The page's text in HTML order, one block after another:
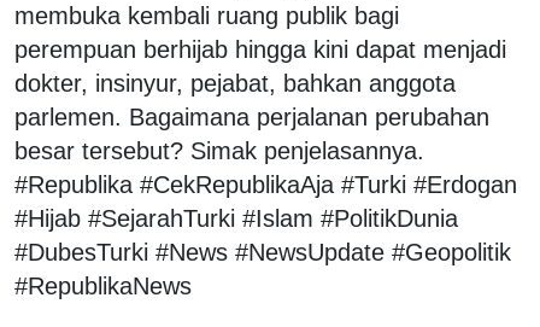
membuka kembali ruang publik bagi
perempuan berhijab hingga kini dapat menjadi
dokter, insinyur, pejabat, bahkan anggota
parlemen. Bagaimana perjalanan perubahan
besar tersebut? Simak penjelasannya.
#Republika #CekRepublikaAja #Turki #Erdogan
#Hijab #SejarahTurki #Islam #PolitikDunia
#DubesTurki #News #NewsUpdate #Geopolitik
#RepublikaNews